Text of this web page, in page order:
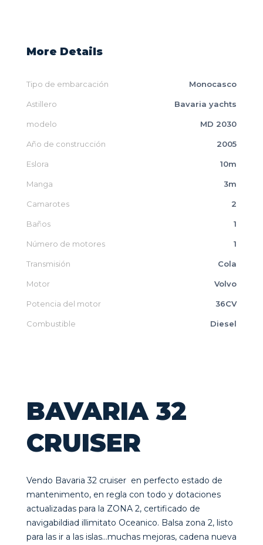
More Details
Tipo de embarcación Monocasco
Astillero Bavaria yachts
modelo MD 2030
Año de construcción 2005
Eslora 10m
Manga 3m
Camarotes 2
Baños 1
Número de motores 1
Transmisión Cola
Motor Volvo
Potencia del motor 36CV
Combustible Diesel
BAVARIA 32
CRUISER
Vendo Bavaria 32 cruiser en perfecto estado de
mantenimento, en regla con todo y dotaciones
actualizadas para la ZONA 2, certificado de
navigabildiad illimitato Oceanico. Balsa zona 2, listo
para las ir a las islas…muchas mejoras, cadena nueva